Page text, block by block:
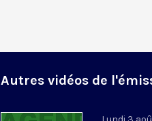
Autres vidéos de